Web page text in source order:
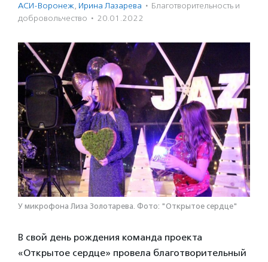
АСИ-Воронеж, Ирина Лазарева · Благотвори­тель­ность и
доброволь­чест­во · 20.01.2022
У микрофона Лиза Золотарева. Фото: "Открытое сердце"
В свой день рождения команда проекта
«Открытое сердце» провела благотворительный